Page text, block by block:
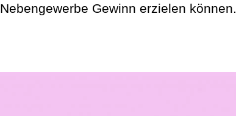
Nebengewerbe Gewinn erzielen können.